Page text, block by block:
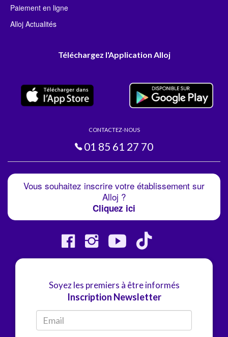
Paiement en ligne
Alloj Actualités
Téléchargez l'Application Alloj
CONTACTEZ-NOUS
01 85 61 27 70
Vous souhaitez inscrire votre établissement sur
Alloj ?
Cliquez ici
Soyez les premiers à être informés
Inscription Newsletter